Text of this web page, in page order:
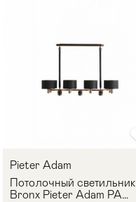
Pieter Adam
Потолочный светильник
Bronx Pieter Adam PA